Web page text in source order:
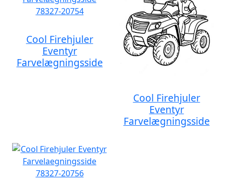
Cool Firehjuler
Eventyr
Farvelægningsside
Cool Firehjuler
Eventyr
Farvelægningsside